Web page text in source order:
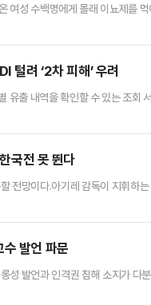
여성 수백명에게 몰래 이뇨제를
고 있는 것으로 드러났다.일간
털려 ‘2차 피해’ 우려
출 내역을 확인할 수 있는 조회
이용자 개인정보가 저장된 데이
국전 못 뛴다
전망이다.아기레 감독이 지휘하
기 내내 멕시코 응원가를 부르
발언 파문
성 발언과 인격권 침해 소지가 다